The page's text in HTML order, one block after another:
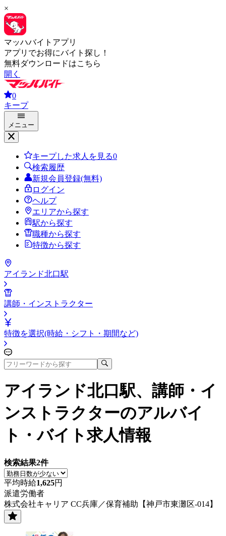
×
マッハバイトアプリ
アプリでお得にバイト探し！
無料ダウンロードはこちら
開く
0
キープ
メニュー
キープした求人を見る0
検索履歴
新規会員登録(無料)
ログイン
ヘルプ
エリアから探す
駅から探す
職種から探す
特徴から探す
アイランド北口駅
講師・インストラクター
特徴を選択(時給・シフト・期間など)
アイランド北口駅、講師・イ
ンストラクターのアルバイ
ト・バイト求人情報
検索結果2件
平均時給1,625円
派遣労働者
株式会社キャリア CC兵庫／保育補助【神戸市東灘区-014】